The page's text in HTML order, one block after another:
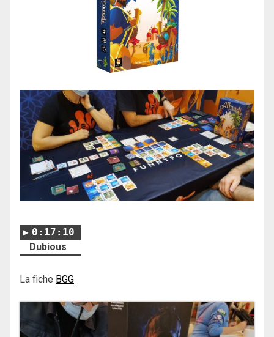
0:17:10
Dubious
La fiche BGG